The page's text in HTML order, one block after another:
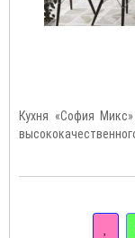
Кухня «София